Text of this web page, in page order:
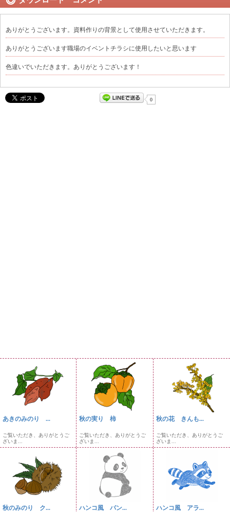
ありがとうございます。資料作りの背景として使用させていただきます。
ありがとうございます職場のイベントチラシに使用したいと思います
色違いでいただきます。ありがとうございます！
0
あきのみのり ...
ご覧いただき、ありがとうご
ざいま...
秋の実り 柿
ご覧いただき、ありがとうご
ざいま...
秋の花 きんも...
ご覧いただき、ありがとうご
ざいま...
秋のみのり ク... ハンコ風 パン... ハンコ風 アラ...